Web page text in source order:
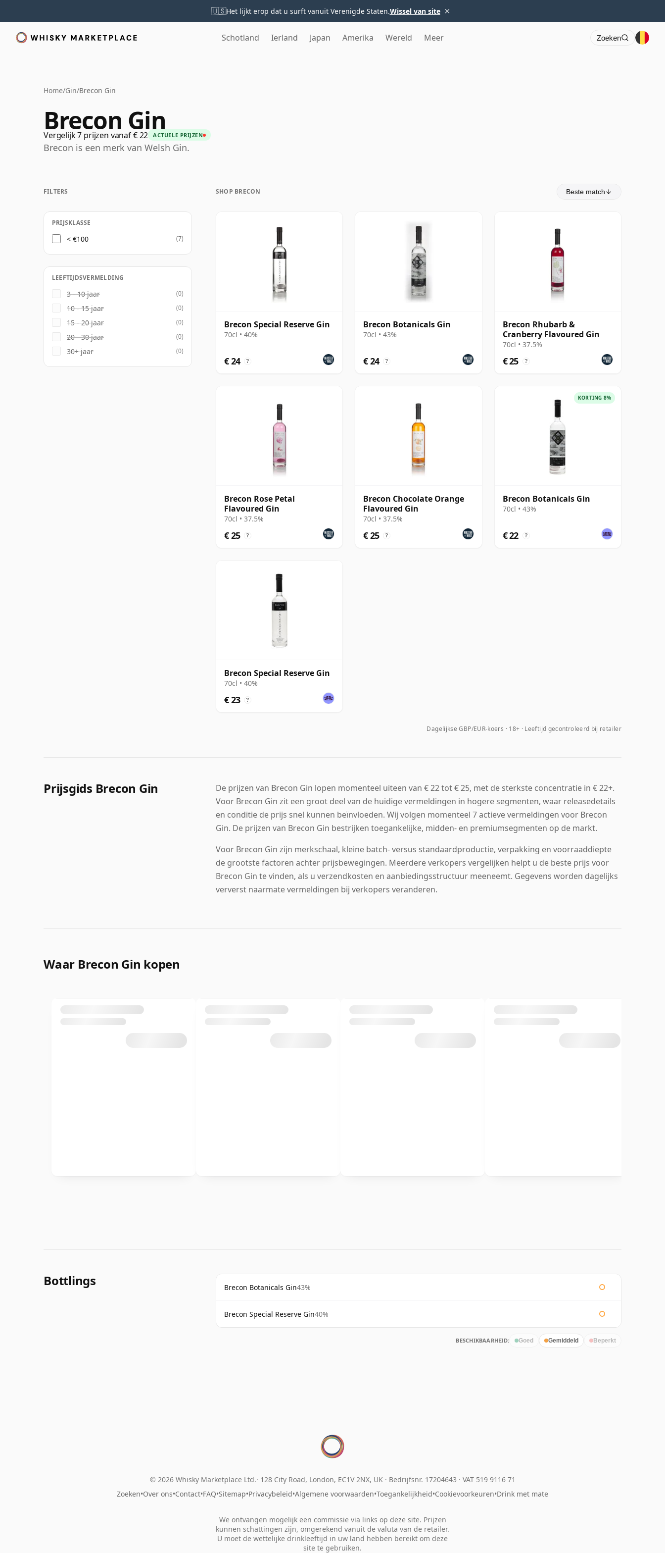
🇺🇸Het lijkt erop dat u surft vanuit Verenigde Staten.Wissel van site ×
Schotland Ierland Japan Amerika Wereld Meer Zoeken
Home/Gin/Brecon Gin
Brecon Gin
Vergelijk 7 prijzen vanaf € 22 ACTUELE PRIJZEN
Brecon is een merk van Welsh Gin.
SHOP BRECON Beste match
Brecon Special Reserve Gin
70cl • 40%
€ 24 ?
Brecon Botanicals Gin
70cl • 43%
€ 24 ?
Brecon Rhubarb &
Cranberry Flavoured Gin
70cl • 37.5%
€ 25 ?
Brecon Rose Petal
Flavoured Gin
70cl • 37.5%
€ 25 ?
Brecon Chocolate Orange
Flavoured Gin
70cl • 37.5%
€ 25 ?
KORTING 8%
Brecon Botanicals Gin
70cl • 43%
€ 22 ?
Brecon Special Reserve Gin
70cl • 40%
€ 23 ?
Dagelijkse GBP/EUR-koers 18+ · Leeftijd gecontroleerd bij retailer
FILTERS
PRIJSKLASSE
< €100 (7)
LEEFTIJDSVERMELDING
3 - 10 jaar (0)
10 - 15 jaar (0)
15 - 20 jaar (0)
20 - 30 jaar (0)
30+ jaar (0)
Prijsgids Brecon Gin
De prijzen van Brecon Gin lopen momenteel uiteen van € 22 tot € 25, met de sterkste concentratie in € 22+.
Voor Brecon Gin zit een groot deel van de huidige vermeldingen in hogere segmenten, waar releasedetails
en conditie de prijs snel kunnen beïnvloeden. Wij volgen momenteel 7 actieve vermeldingen voor Brecon
Gin. De prijzen van Brecon Gin bestrijken toegankelijke, midden- en premiumsegmenten op de markt.
Voor Brecon Gin zijn merkschaal, kleine batch- versus standaardproductie, verpakking en voorraaddiepte
de grootste factoren achter prijsbewegingen. Meerdere verkopers vergelijken helpt u de beste prijs voor
Brecon Gin te vinden, als u verzendkosten en aanbiedingsstructuur meeneemt. Gegevens worden dagelijks
ververst naarmate vermeldingen bij verkopers veranderen.
Waar Brecon Gin kopen
Bottlings Brecon Botanicals Gin43%
Brecon Special Reserve Gin40%
BESCHIKBAARHEID: Goed Gemiddeld Beperkt
© 2026 Whisky Marketplace Ltd. 128 City Road, London, EC1V 2NX, UK · Bedrijfsnr. 17204643 · VAT 519 9116 71
Zoeken•Over ons•Contact•FAQ•Sitemap•Privacybeleid•Algemene voorwaarden•Toegankelijkheid•Cookievoorkeuren•Drink met mate
We ontvangen mogelijk een commissie via links op deze site. Prijzen
kunnen schattingen zijn, omgerekend vanuit de valuta van de retailer.
U moet de wettelijke drinkleeftijd in uw land hebben bereikt om deze
site te gebruiken.